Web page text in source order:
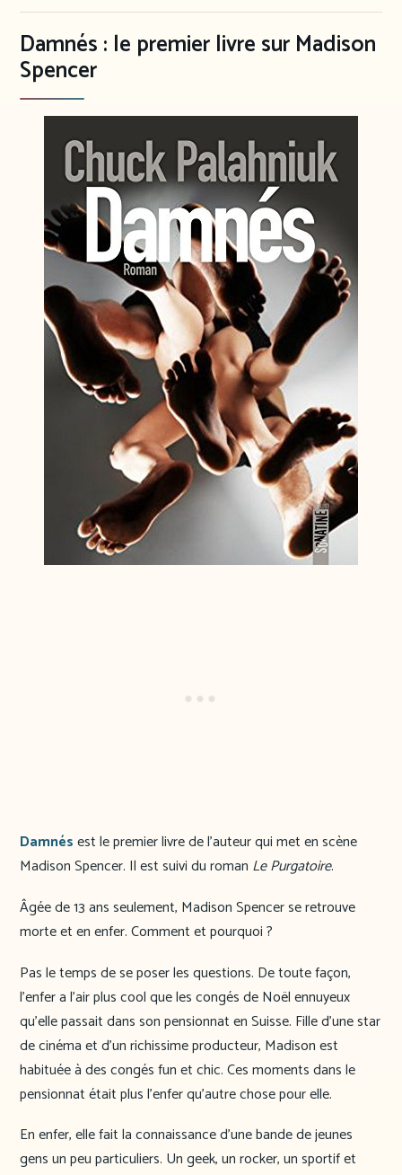
Damnés : le premier livre sur Madison
Spencer
Damnésest le premier livre de l’auteur qui met en scène
Madison Spencer. Il est suivi du roman Le Purgatoire.
Âgée de 13 ans seulement, Madison Spencer se retrouve
morte et en enfer. Comment et pourquoi ?
Pas le temps de se poser les questions. De toute façon,
l’enfer a l’air plus cool que les congés de Noël ennuyeux
qu’elle passait dans son pensionnat en Suisse. Fille d’une star
de cinéma et d’un richissime producteur, Madison est
habituée à des congés fun et chic. Ces moments dans le
pensionnat était plus l’enfer qu’autre chose pour elle.
En enfer, elle fait la connaissance d’une bande de jeunes
gens un peu particuliers. Un geek, un rocker, un sportif et